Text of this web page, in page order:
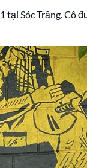
Sóc Trăng. Cô